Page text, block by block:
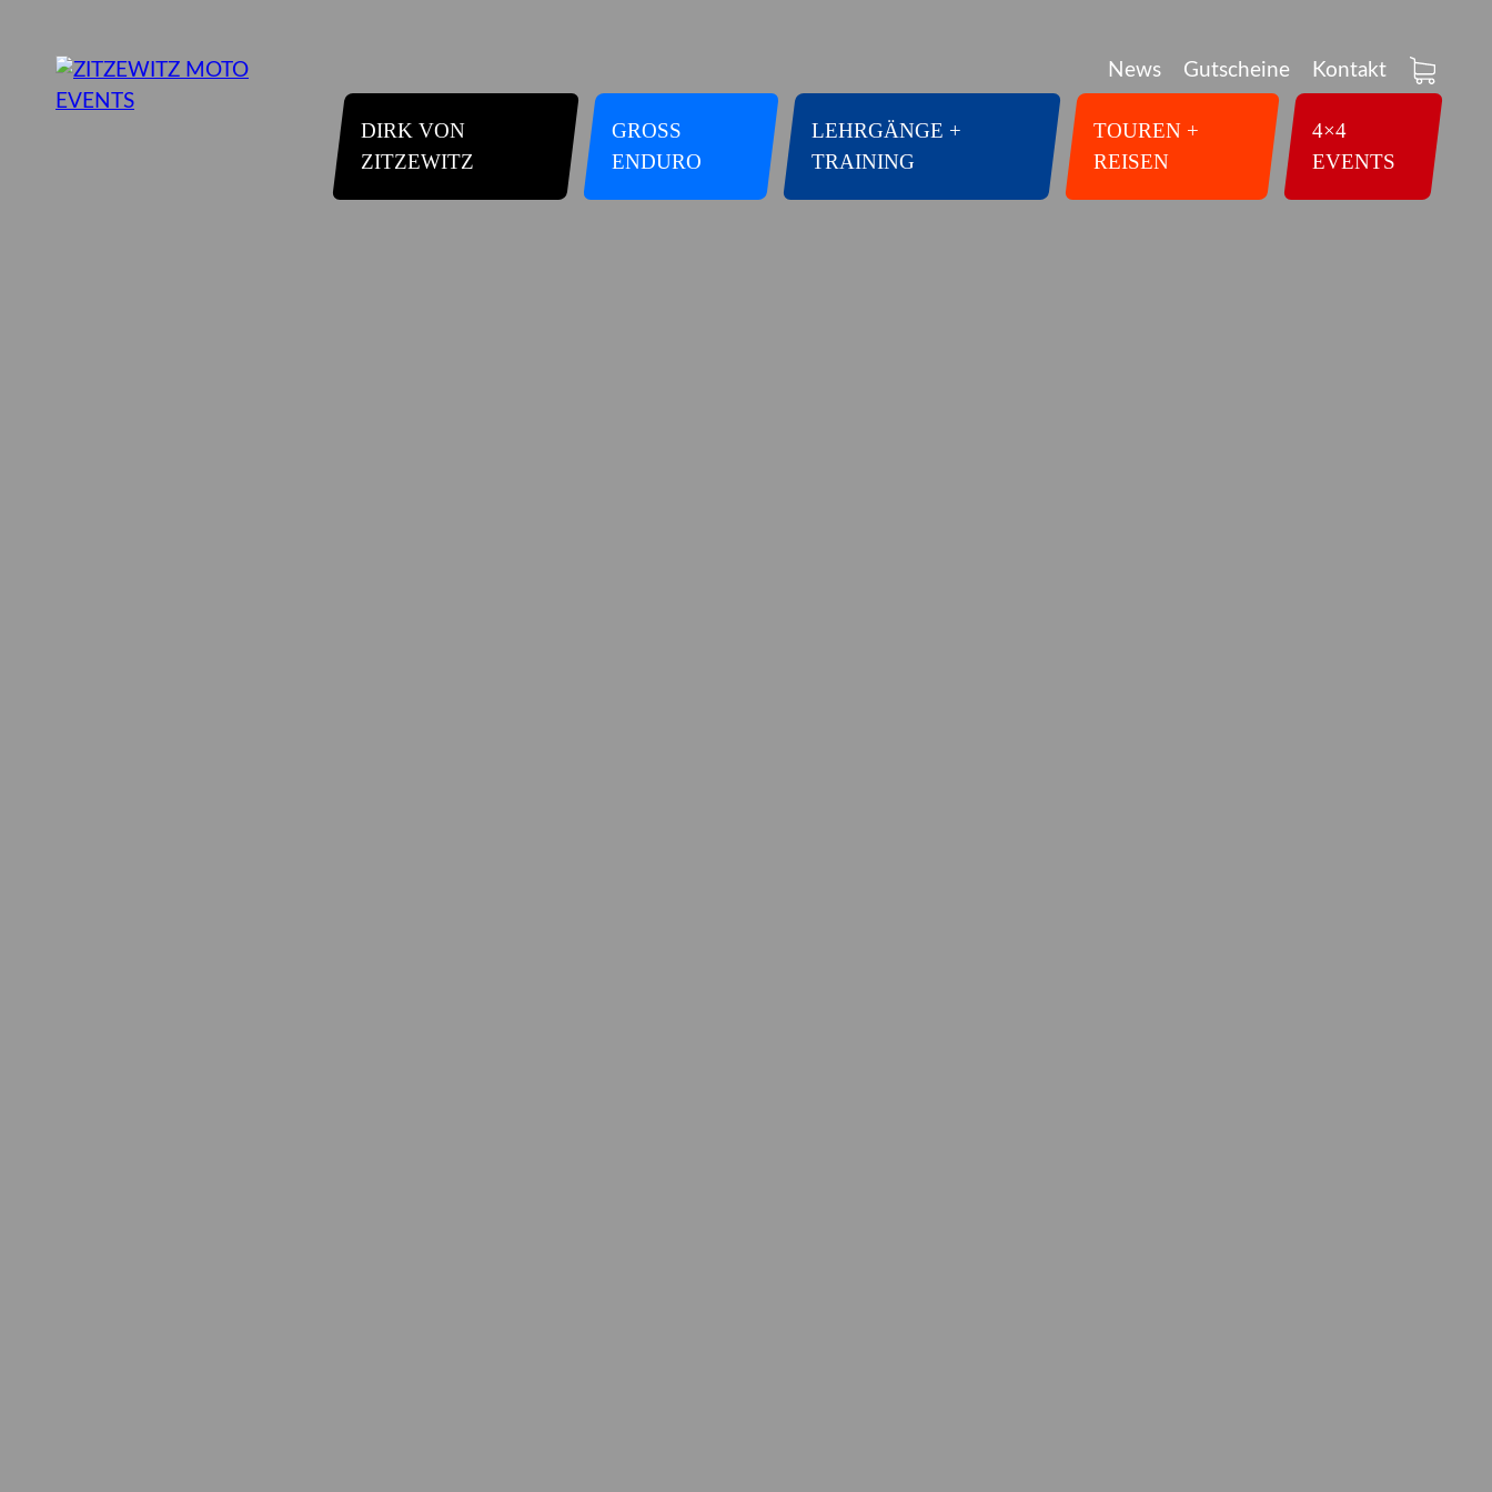
News Gutscheine Kontakt
DIRK VON
ZITZEWITZ
GROSS E
NDURO
LEHRGÄNGE +
TRAINING
TOUREN +
REISEN
4×4
EVENTS